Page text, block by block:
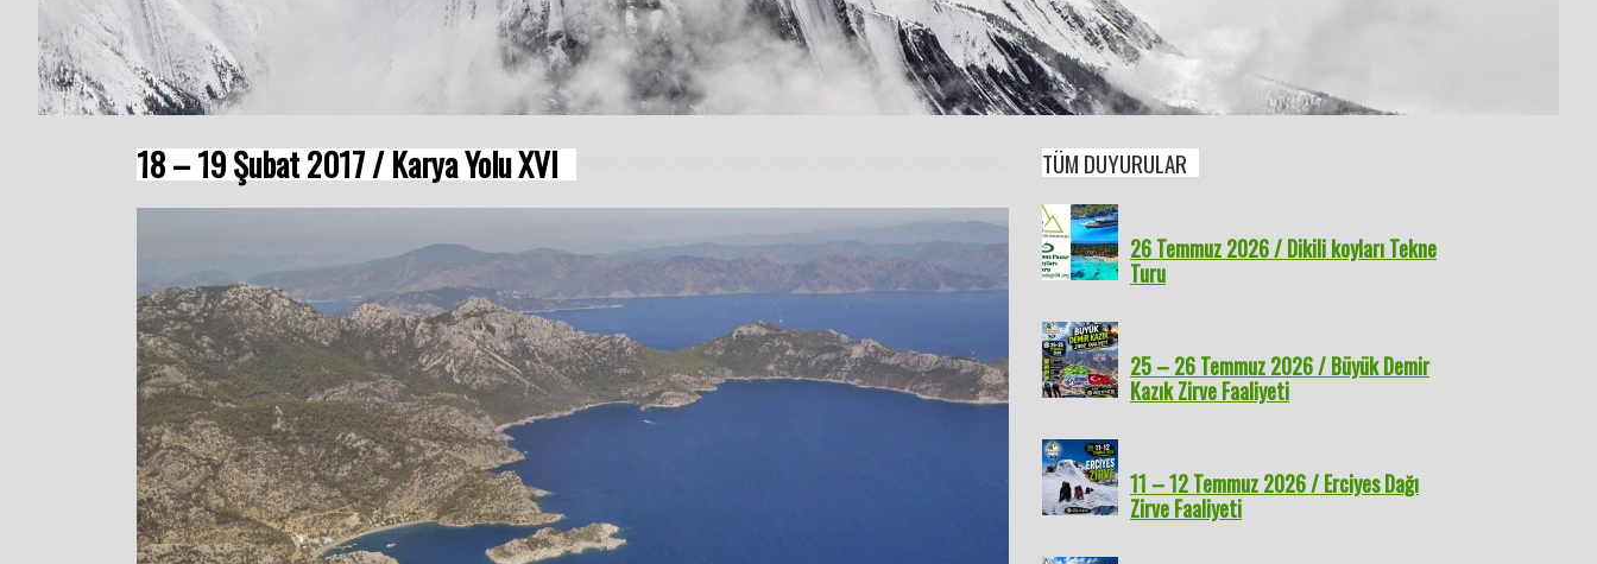
18 – 19 Şubat 2017 / Karya Yolu XVI TÜM DUYURULAR
26 Temmuz 2026 / Dikili koyları Tekne
Turu
25 – 26 Temmuz 2026 / Büyük Demir
Kazık Zirve Faaliyeti
11 – 12 Temmuz 2026 / Erciyes Dağı
Zirve Faaliyeti